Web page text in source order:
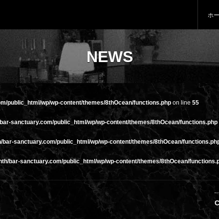
ホ
NEWS
public_html/wp/wp-content/themes/8thOcean/functions.php on line 55
sanctuary.com/public_html/wp/wp-content/themes/8thOcean/functions.php
bar-sanctuary.com/public_html/wp/wp-content/themes/8thOcean/
bar-sanctuary.com/public_html/wp/wp-content/themes/8thOcean/